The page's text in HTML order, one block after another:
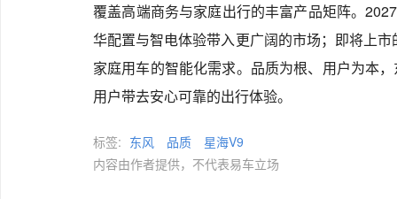
覆盖高端商务与家庭出行的丰富产品矩阵。
华配置与智电体验带入更广阔的市场；即将上
家庭用车的智能化需求。品质为根、用户为本
用户带去安心可靠的出行体验。
标签: 东风 品质
星海V9
内容由作者提供，不代表易车立场